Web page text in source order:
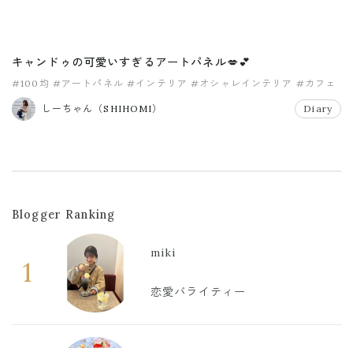
キャンドゥの可愛いすぎるアートパネル💋💕
#100均 #アートパネル #インテリア #オシャレインテリア #カフェ
#キャンドゥ
しーちゃん（SHIHOMI）
Diary
Blogger Ranking
1
miki
恋愛バライティー